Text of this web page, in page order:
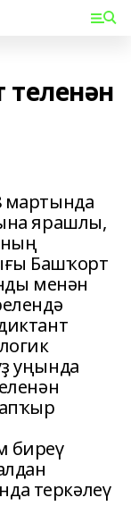
теленән
мартында
ярашлы,
Башҡорт
менән
уңында
биреү
теркәлеү